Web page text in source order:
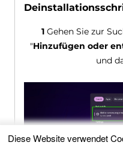
1Gehen Sie zur
"Hinzufügen oder
und
Diese Website verwendet